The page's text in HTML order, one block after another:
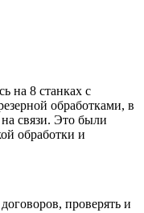
на 8 станках с
обработками, в
связи. Это были
обработки и
проверять и